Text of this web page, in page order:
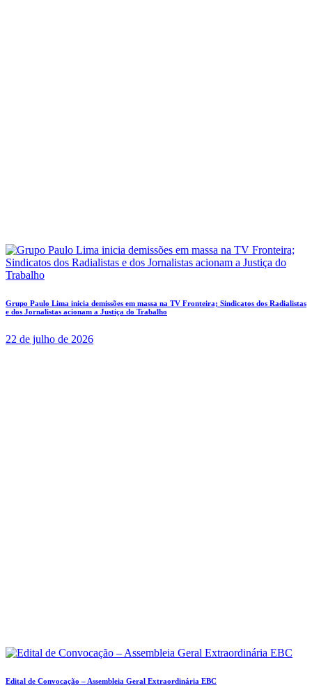
Grupo Paulo Lima inicia demissões em massa na TV Fronteira; Sindicatos dos Radialistas
e dos Jornalistas acionam a Justiça do Trabalho
22 de julho de 2026
Edital de Convocação – Assembleia Geral Extraordinária EBC